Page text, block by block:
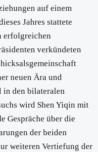
auf einem
Jahres stattete
erfolgreichen
verkündeten
neuen Ära und
in den bilateralen
wird Shen Yiqin mit
Gespräche über die
der beiden
weiteren Vertiefung der